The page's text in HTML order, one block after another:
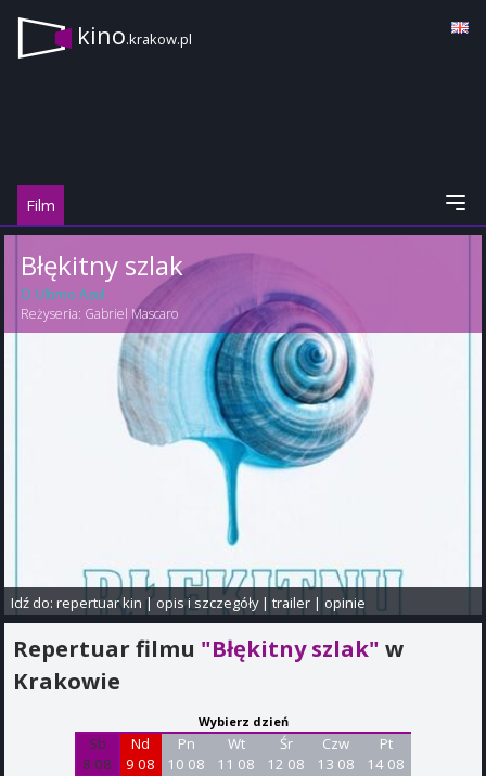
kino.krakow.pl
Film
Błękitny szlak
O Ultimo Azul
Reżyseria: Gabriel Mascaro
Idź do:repertuar kin | opis i szczegóły|trailer | opinie
Repertuar filmu "Błękitny szlak" w
Krakowie
Wybierz dzień
Sb
8 08
Nd
9 08
Pn
10 08
Wt
11 08
Śr
12 08
Czw
13 08
Pt
14 08